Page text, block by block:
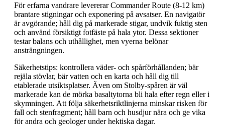
För erfarna vandrare levererar Commander Route (8-12 km)
brantare stigningar och exponering på avsatser. En navigatör
är avgörande; håll dig på markerade stigar, undvik fuktig sten
och använd försiktigt fotfäste på hala ytor. Dessa sektioner
testar balans och uthållighet, men vyerna belönar
ansträngningen.
Säkerhetstips: kontrollera väder- och spårförhållanden; bär
rejäla stövlar, bär vatten och en karta och håll dig till
etablerade utsiktsplatser. Även om Stolby-spåren är väl
markerade kan de mörka basaltytorna bli hala efter regn eller i
skymningen. Att följa säkerhetsriktlinjerna minskar risken för
fall och stenfragment; håll barn och husdjur nära och ge vika
för andra och geologer under hektiska dagar.